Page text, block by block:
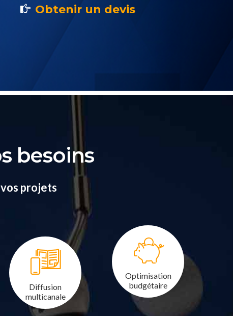
Obtenir un devis
besoins
projets
Diffusion
multicanale
Optimisation
budgétaire